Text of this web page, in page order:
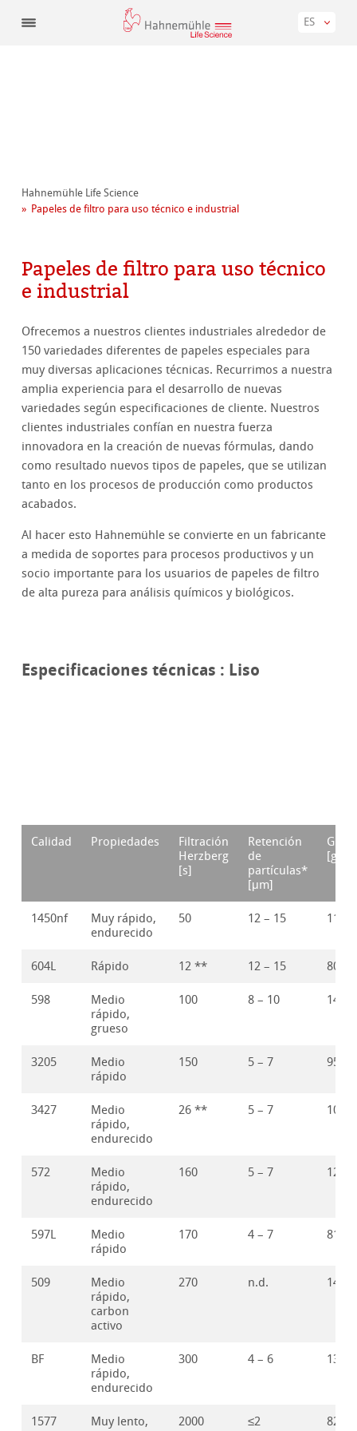
ES
Hahnemühle Life Science
Papeles de filtro para uso técnico e industrial
Papeles de filtro para uso técnico
e industrial
Ofrecemos a nuestros clientes industriales alrededor de
150 variedades diferentes de papeles especiales para
muy diversas aplicaciones técnicas. Recurrimos a nuestra
amplia experiencia para el desarrollo de nuevas
variedades según especificaciones de cliente. Nuestros
clientes industriales confían en nuestra fuerza
innovadora en la creación de nuevas fórmulas, dando
como resultado nuevos tipos de papeles, que se utilizan
tanto en los procesos de producción como productos
acabados.
Al hacer esto Hahnemühle se convierte en un fabricante
a medida de soportes para procesos productivos y un
socio importante para los usuarios de papeles de filtro
de alta pureza para análisis químicos y biológicos.
Especificaciones técnicas : Liso
Calidad Propiedades
Filtración
Herzberg
[s]
Retención
de
partículas*
[μm]
[g/
1450nf
Muy rápido,
endurecido
50 12 – 15 118
604L Rápido 12 ** 12 – 15 80
598
Medio
rápido,
grueso
100 8 – 10 140
3205
Medio
rápido
150 5 – 7 95
3427
Medio
rápido,
endurecido
26 ** 5 – 7 100
572
Medio
rápido,
endurecido
160 5 – 7 125
597L
Medio
rápido
170 4 – 7 81
509
Medio
rápido,
carbon
activo
270 n.d. 145
BF
Medio
rápido,
endurecido
300 4 – 6 135
1577
Muy lento,
2000 ≤2 82